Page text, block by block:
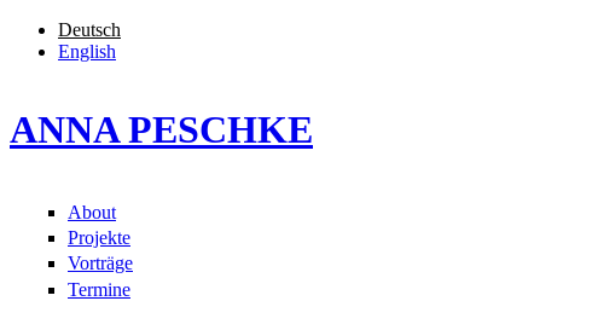
Direkt zum Inhalt
Deutsch
English
ANNA PESCHKE
Hauptmenü
About
Projekte
Vorträge
Termine